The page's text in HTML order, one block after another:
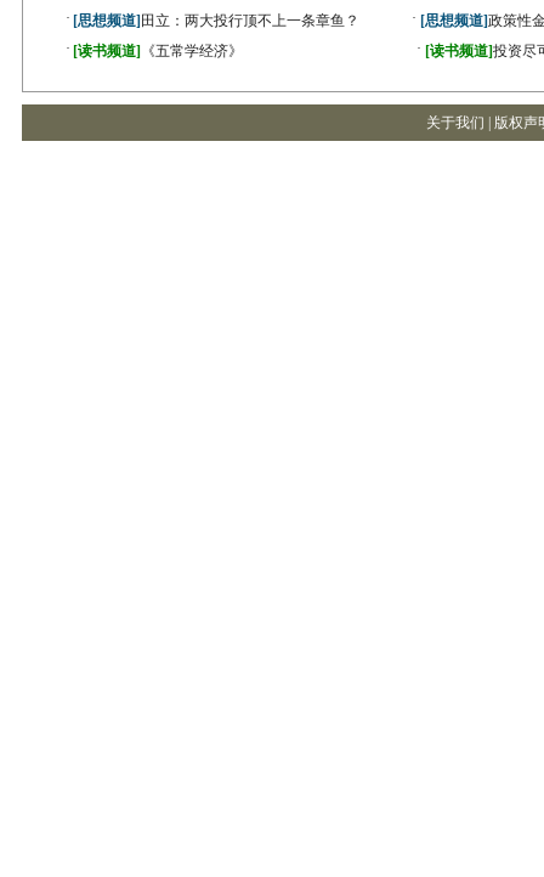
· [思想频道] 田立：两大投行顶不上一条章鱼？ · [思想频道]政策性
· [读书频道] 《五常学经济》 · [读书频道]投资尽